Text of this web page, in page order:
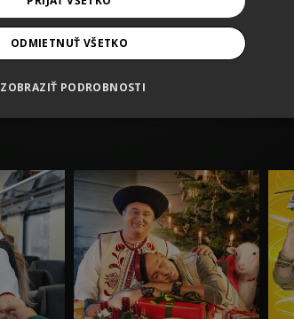
ODMIETNUŤ VŠETKO
ZOBRAZIŤ PODROBNOSTI